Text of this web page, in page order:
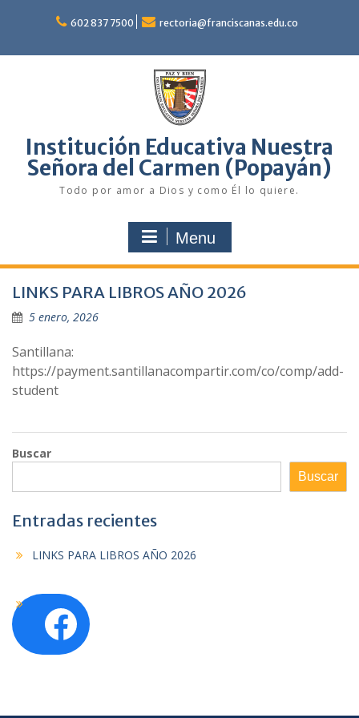
602 837 7500 rectoria@franciscanas.edu.co
Institución Educativa Nuestra
Señora del Carmen (Popayán)
Todo por amor a Dios y como Él lo quiere.
Menu
LINKS PARA LIBROS AÑO 2026
5 enero, 2026
Santillana:
https://payment.santillanacompartir.com/co/comp/add-
student
Buscar
Buscar
Entradas recientes
LINKS PARA LIBROS AÑO 2026
Facebook